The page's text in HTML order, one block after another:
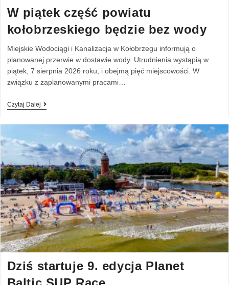
W piątek część powiatu
kołobrzeskiego będzie bez wody
Miejskie Wodociągi i Kanalizacja w Kołobrzegu informują o
planowanej przerwie w dostawie wody. Utrudnienia wystąpią w
piątek, 7 sierpnia 2026 roku, i obejmą pięć miejscowości. W
związku z zaplanowanymi pracami…
Czytaj Dalej
Dziś startuje 9. edycja Planet